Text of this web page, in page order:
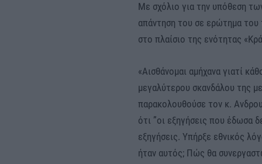
Με σχόλιο για την υπόθεση
απάντηση του σε ερώτημα του
στο πλαίσιο της ενότητας
«Αισθάνομαι αμήχανα γιατί
μεγαλύτερου σκανδάλου της
παρακολουθούσε τον κ.
ότι ”οι εξηγήσεις που έδωσα
εξηγήσεις. Υπήρξε εθνικός
ήταν αυτός; Πώς θα